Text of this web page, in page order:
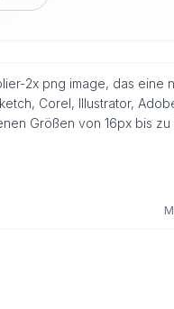
2x png image, das eine
Corel, Illustrator,
Größen von 16px bis